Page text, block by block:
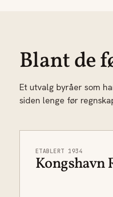
Blant de
Et utvalg byråer som
siden lenge før
ETABLERT 1934
Kongshavn